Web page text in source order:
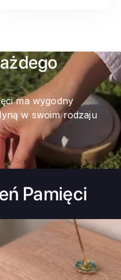
ma wygodny
w swoim rodzaju
Pamięci